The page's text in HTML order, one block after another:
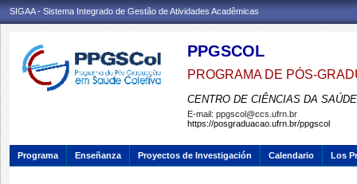
SIGAA - Sistema Integrado de Gestão de Atividades Acadêmicas
PPGSCOL
PROGRAMA DE PÓS-
CENTRO DE CIÊNCIAS DA SAÚDE
E-mail: ppgscol@ccs.ufrn.br
https://posgraduacao.ufrn.br/ppgscol
Programa Enseñanza Proyectos de Investigación Calendario Los